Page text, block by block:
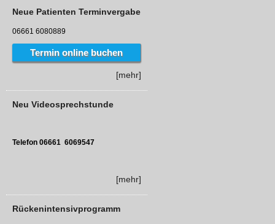
Neue Patienten Terminvergabe
06661 6080889
Termin online buchen
[mehr]
Neu Videosprechstunde
Telefon 06661 6069547
[mehr]
Rückenintensivprogramm